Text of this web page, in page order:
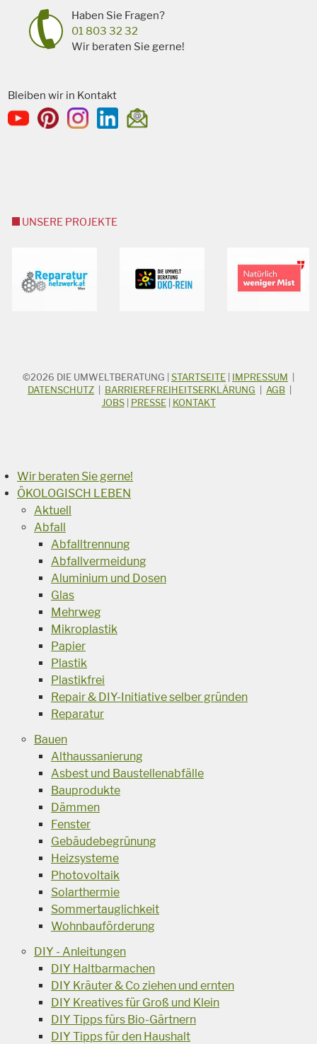
Haben Sie Fragen?
01 803 32 32
Wir beraten Sie gerne!
Bleiben wir in Kontakt
UNSERE PROJEKTE
STICHWORTSUCHE
Suchbegriff
©2026 DIE UMWELTBERATUNG STARTSEITE IMPRESSUM
DATENSCHUTZ
BARRIEREFREIHEITSERKLÄRUNG AGB
JOBS| PRESSE| KONTAKT
Wir beraten Sie gerne!
ÖKOLOGISCH LEBEN
Aktuell
Abfall
Abfalltrennung
Abfallvermeidung
Aluminium und Dosen
Glas
Mehrweg
Mikroplastik
Papier
Plastik
Plastikfrei
Repair & DIY-Initiative selber gründen
Reparatur
Bauen
Althaussanierung
Asbest und Baustellenabfälle
Bauprodukte
Dämmen
Fenster
Gebäudebegrünung
Heizsysteme
Photovoltaik
Solarthermie
Sommertauglichkeit
Wohnbauförderung
DIY - Anleitungen
DIY Haltbarmachen
DIY Kräuter & Co ziehen und ernten
DIY Kreatives für Groß und Klein
DIY Tipps fürs Bio-Gärtnern
DIY Tipps für den Haushalt